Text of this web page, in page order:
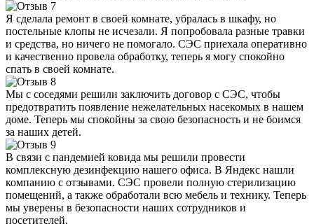
Я сделала ремонт в своей комнате, убралась в шкафу, но
постельные клопы не исчезали. Я попробовала разные травки
и средства, но ничего не помогало. СЭС приехала оперативно
и качественно провела обработку, теперь я могу спокойно
спать в своей комнате.
Мы с соседями решили заключить договор с СЭС, чтобы
предотвратить появление нежелательных насекомых в нашем
доме. Теперь мы спокойны за свою безопасность и не боимся
за наших детей.
В связи с пандемией ковида мы решили провести
комплексную дезинфекцию нашего офиса. В Яндекс нашли
компанию с отзывами. СЭС провели полную стерилизацию
помещений, а также обработали всю мебель и технику. Теперь
мы уверены в безопасности наших сотрудников и
посетителей.